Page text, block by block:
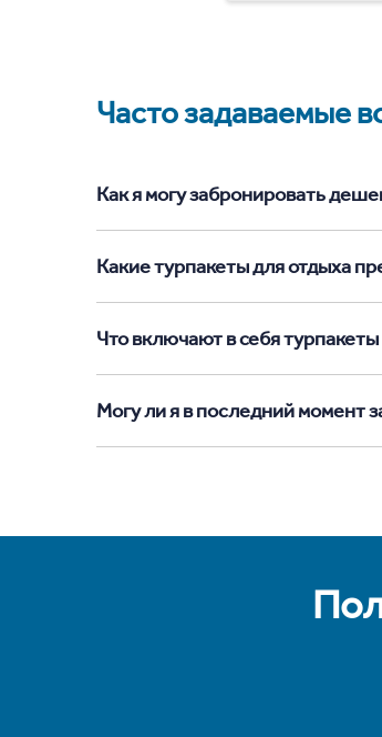
Часто задаваемые
Как я могу забронировать
Какие турпакеты для отдыха
Что включают в себя турпакеты
Могу ли я в последний момент